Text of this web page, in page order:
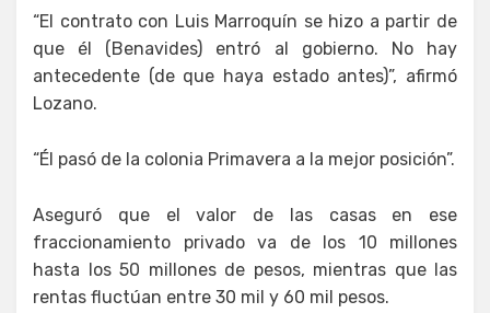
“El contrato con Luis Marroquín se hizo a partir de
que él (Benavides) entró al gobierno. No hay
antecedente (de que haya estado antes)”, afirmó
Lozano.
“Él pasó de la colonia Primavera a la mejor posición”.
Aseguró que el valor de las casas en ese
fraccionamiento privado va de los 10 millones
hasta los 50 millones de pesos, mientras que las
rentas fluctúan entre 30 mil y 60 mil pesos.